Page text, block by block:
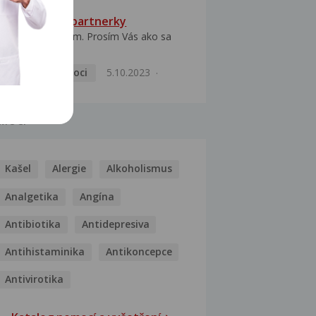
HPV typ 52 u partnerky
Dobrý deň prajem. Prosím Vás ako sa
Pohlavní nemoci
5.10.2023
Kašel Alergie Alkoholismus
Analgetika Angína
Antibiotika Antidepresiva
Antihistaminika Antikoncepce
Antivirotika